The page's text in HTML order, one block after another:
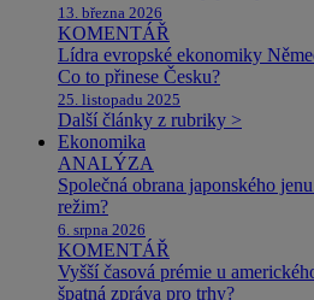
13. března 2026
KOMENTÁŘ
Lídra evropské ekonomiky
Co to přinese Česku?
25. listopadu 2025
Další články z rubriky >
Ekonomika
ANALÝZA
Společná obrana japonského
režim?
6. srpna 2026
KOMENTÁŘ
Vyšší časová prémie u
špatná zpráva pro trhy?